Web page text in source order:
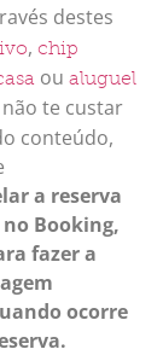
destes
, chip
ou aluguel
te custar
conteúdo,
a reserva
Booking,
fazer a
ocorre